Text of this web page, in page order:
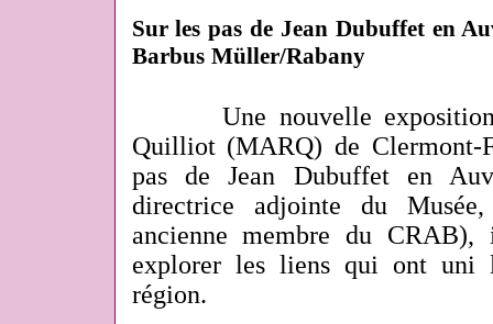
Sur les pas de Jean Dubuffet en
Barbus Müller/Rabany
Une nouvelle
Quilliot (MARQ) de Clermont-
pas de Jean Dubuffet en
directrice adjointe du
ancienne membre du CRAB),
explorer les liens qui ont uni
région.